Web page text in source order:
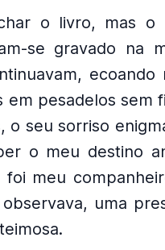
o livro, mas o
se gravado na
em pesadelos sem
o seu sorriso
o meu destino
foi meu
uma